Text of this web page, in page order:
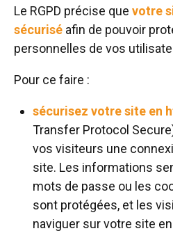
Le RGPD précise que votre
sécurisé afin de pouvoir
personnelles de vos
Pour ce faire :
sécurisez votre site en
Transfer Protocol
vos visiteurs une
site. Les informations
mots de passe ou les
sont protégées, et les
naviguer sur votre site